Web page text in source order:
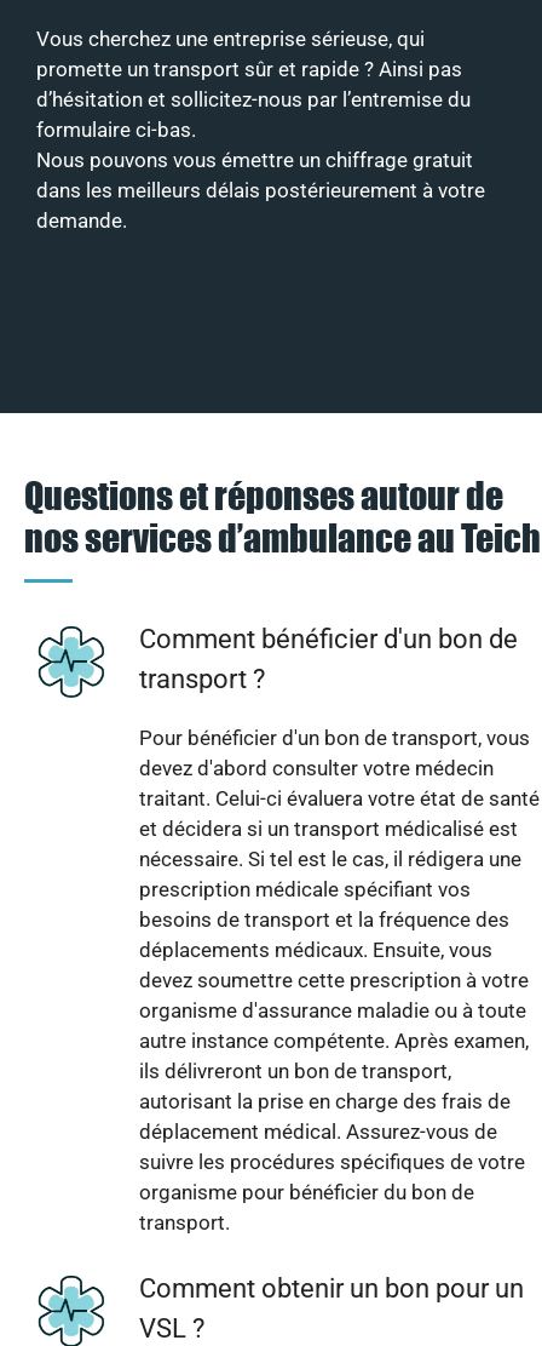
Vous cherchez une entreprise sérieuse, qui
promette un transport sûr et rapide ? Ainsi pas
d’hésitation et sollicitez-nous par l’entremise du
formulaire ci-bas.
Nous pouvons vous émettre un chiffrage gratuit
dans les meilleurs délais postérieurement à votre
demande.
Questions et réponses autour de
nos services d’ambulance au Teich
Comment bénéficier d'un bon de
transport ?
Pour bénéficier d'un bon de transport, vous
devez d'abord consulter votre médecin
traitant. Celui-ci évaluera votre état de santé
et décidera si un transport médicalisé est
nécessaire. Si tel est le cas, il rédigera une
prescription médicale spécifiant vos
besoins de transport et la fréquence des
déplacements médicaux. Ensuite, vous
devez soumettre cette prescription à votre
organisme d'assurance maladie ou à toute
autre instance compétente. Après examen,
ils délivreront un bon de transport,
autorisant la prise en charge des frais de
déplacement médical. Assurez-vous de
suivre les procédures spécifiques de votre
organisme pour bénéficier du bon de
transport.
Comment obtenir un bon pour un
VSL ?